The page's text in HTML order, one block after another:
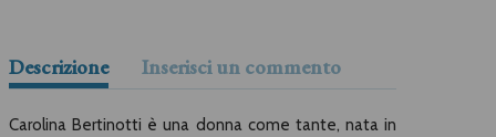
Descrizione Inserisci un commento
Carolina Bertinotti è una donna come tante, nata in